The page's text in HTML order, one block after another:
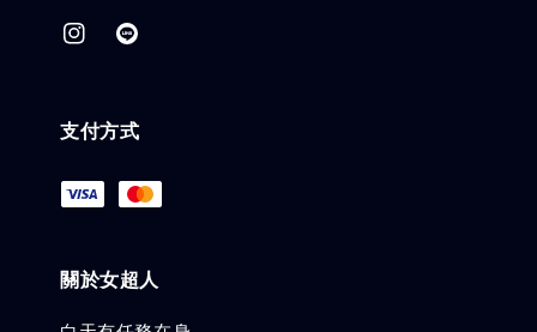
支付方式
關於女超人